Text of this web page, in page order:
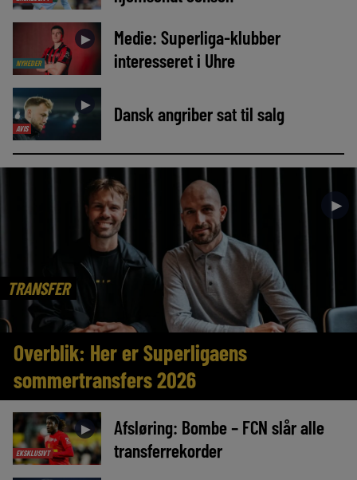
NYHEDER
►
Medie: Superliga-klubber
interesseret i Uhre
AVIS
► Dansk angriber sat til salg
TRANSFER
►
Overblik: Her er Superligaens
sommertransfers 2026
EKSKLUSIVT
►
Afsløring: Bombe – FCN slår alle
transferrekorder